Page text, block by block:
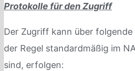
Protokolle für den Zugriff
Der Zugriff kann über folgende
der Regel standardmäßig im
sind, erfolgen: